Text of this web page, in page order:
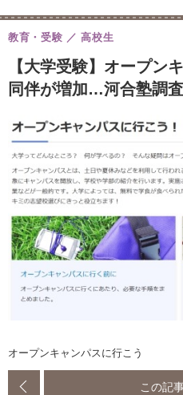
【大学受験】オープン
同伴が増加…河合塾調
教育・受験 高校生
オープンキャンパスに行こう
この記